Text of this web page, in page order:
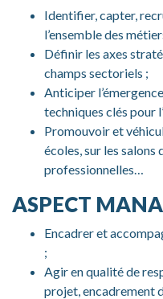
Identifier, capter,
l’ensemble des
Définir les axes
champs sectoriels ;
Anticiper
techniques clés pour
Promouvoir et
écoles, sur les salons
professionnelles…
ASPECT
Encadrer et
;
Agir en qualité de
projet, encadrement